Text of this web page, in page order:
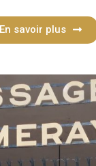
En savoir plus